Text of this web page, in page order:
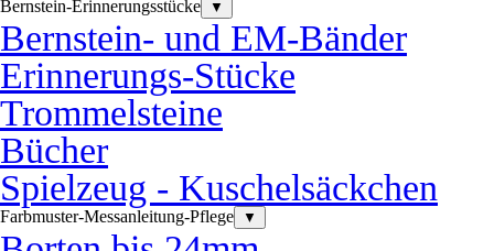
Bernstein-Erinnerungsstücke ▼
Bernstein- und EM-Bänder
Erinnerungs-Stücke
Trommelsteine
Bücher
Spielzeug - Kuschelsäckchen
Farbmuster-Messanleitung-Pflege ▼